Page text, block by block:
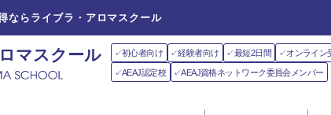
ならライブラ・アロマスクール
マスクール ✓初心者向け ✓経験者向け ✓最短2日間 ✓オンライン
✓AEAJ認定校 ✓AEAJ資格ネットワーク委員会メンバー